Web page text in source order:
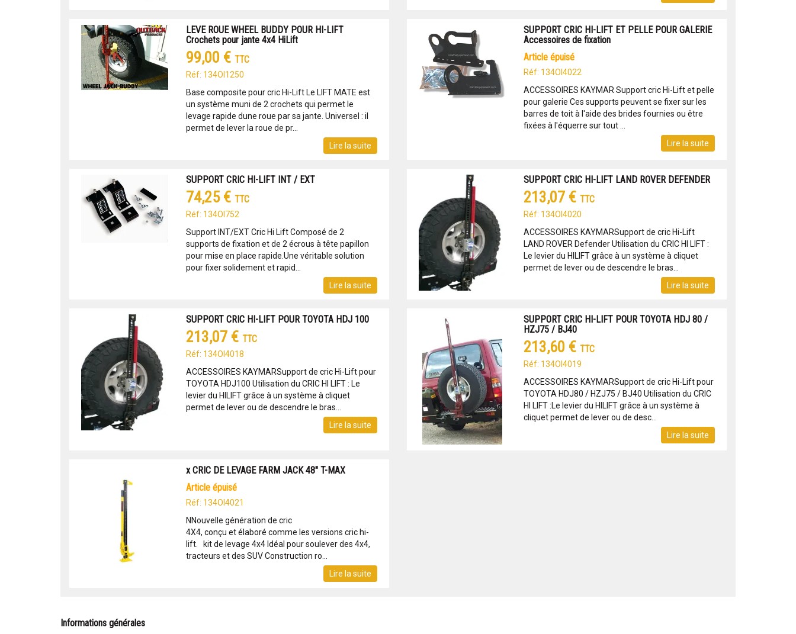
LEVE ROUE WHEEL BUDDY POUR HI-LIFT
Crochets pour jante 4x4 HiLift
99,00 € TTC
Réf: 134OI1250
Base composite pour cric Hi-Lift Le LIFT MATE est
un système muni de 2 crochets qui permet le
levage rapide dune roue par sa jante. Universel : il
permet de lever la roue de pr...
Lire la suite
SUPPORT CRIC HI-LIFT ET PELLE POUR GALERIE
Accessoires de fixation
article épuisé
Réf: 134OI4022
ACCESSOIRES KAYMAR Support cric Hi-Lift et pelle
pour galerie Ces supports peuvent se fixer sur les
barres de toit à l'aide des brides fournies ou être
fixées à l'équerre sur tout ...
Lire la suite
SUPPORT CRIC HI-LIFT INT / EXT
74,25 € TTC
Réf: 134OI752
Support INT/EXT Cric Hi Lift Composé de 2
supports de fixation et de 2 écrous à tête papillon
pour mise en place rapide.Une véritable solution
pour fixer solidement et rapid...
Lire la suite
SUPPORT CRIC HI-LIFT LAND ROVER DEFENDER
213,07 € TTC
Réf: 134OI4020
ACCESSOIRES KAYMARSupport de cric Hi-Lift
LAND ROVER Defender Utilisation du CRIC HI LIFT :
Le levier du HILIFT grâce à un système à cliquet
permet de lever ou de descendre le bras...
Lire la suite
SUPPORT CRIC HI-LIFT POUR TOYOTA HDJ 100
213,07 € TTC
Réf: 134OI4018
ACCESSOIRES KAYMARSupport de cric Hi-Lift pour
TOYOTA HDJ100 Utilisation du CRIC HI LIFT : Le
levier du HILIFT grâce à un système à cliquet
permet de lever ou de descendre le bras...
Lire la suite
SUPPORT CRIC HI-LIFT POUR TOYOTA HDJ 80 /
HZJ75 / BJ40
213,60 € TTC
Réf: 134OI4019
ACCESSOIRES KAYMARSupport de cric Hi-Lift pour
TOYOTA HDJ80 / HZJ75 / BJ40 Utilisation du CRIC
HI LIFT :Le levier du HILIFT grâce à un système à
cliquet permet de lever ou de desc...
Lire la suite
x CRIC DE LEVAGE FARM JACK 48" T-MAX
article épuisé
Réf: 134OI4021
NNouvelle génération de cric
4X4, conçu et élaboré comme les versions cric hi-
lift. kit de levage 4x4 Idéal pour soulever des 4x4,
tracteurs et des SUV Construction ro...
Lire la suite
Informations générales